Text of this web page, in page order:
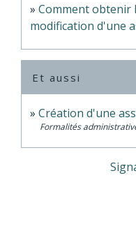
Comment obtenir
modification d'une
Et aussi
Création d'une
Formalités